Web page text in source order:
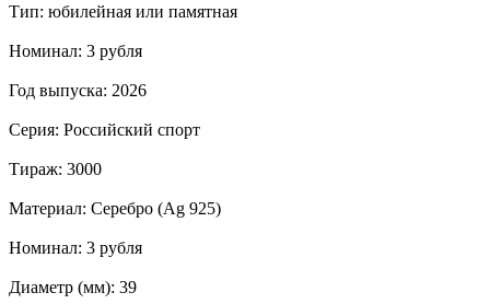
Тип: юбилейная или памятная
Номинал: 3 рубля
Год выпуска: 2026
Серия: Российский спорт
Тираж: 3000
Материал: Серебро (Ag 925)
Номинал: 3 рубля
Диаметр (мм): 39